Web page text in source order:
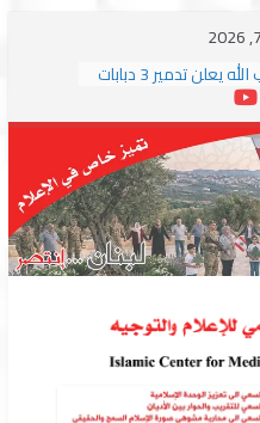
العربي الجديد: حزب الله يعلن تدمير 3 دبابات
الاحتلال
تمثل “استسلاما غير
إلى واشنطن بخريطة
أمام اختبار التفاوض
اتفاق إسلام آباد
على طريق العباسية